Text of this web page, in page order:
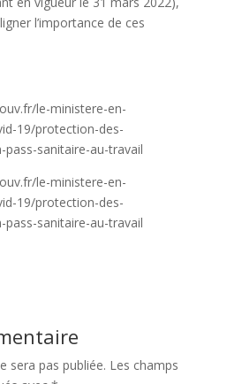
l’importance de ces
le-ministere-en-
19/protection-des-
sanitaire-au-travail
le-ministere-en-
19/protection-des-
sanitaire-au-travail
sera pas publiée. Les champs